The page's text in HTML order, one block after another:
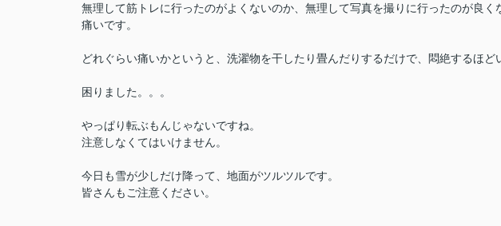
無理して筋トレに行ったのがよくないのか、無理して写真を撮りに行ったのが良
痛いです。
どれぐらい痛いかというと、洗濯物を干したり畳んだりするだけで、悶絶するほど
困りました。。。
やっぱり転ぶもんじゃないですね。
注意しなくてはいけません。
今日も雪が少しだけ降って、地面がツルツルです。
皆さんもご注意ください。